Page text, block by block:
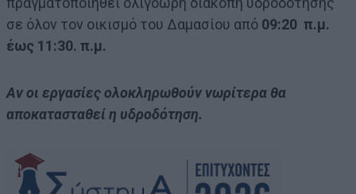
σε όλον τον οικισμό του Δαμασίου από 09:20 π.μ.
έως 11:30. π.μ.
Αν οι εργασίες ολοκληρωθούν νωρίτερα θα
αποκατασταθεί η υδροδότηση.